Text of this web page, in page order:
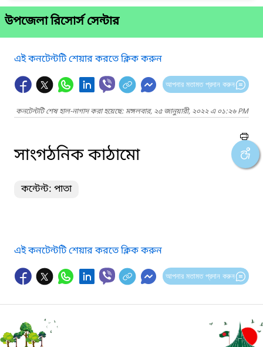
উপজেলা রিসোর্স সেন্টার
এই কনটেন্টটি শেয়ার করতে ক্লিক করুন
আপনার মতামত প্রদান করুন
কনটেন্টটি শেষ হাল-নাগাদ করা হয়েছে: মঙ্গলবার, ২৫ জানুয়ারী, ২০২২ এ ০১:২৬ PM
সাংগঠনিক কাঠামো
কন্টেন্ট: পাতা
এই কনটেন্টটি শেয়ার করতে ক্লিক করুন
আপনার মতামত প্রদান করুন